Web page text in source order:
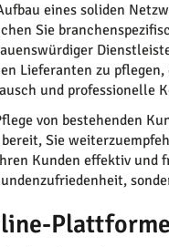
eines soliden
Sie
Lieferanten zu
und professionelle
von bestehenden
Sie
Kunden effektiv und